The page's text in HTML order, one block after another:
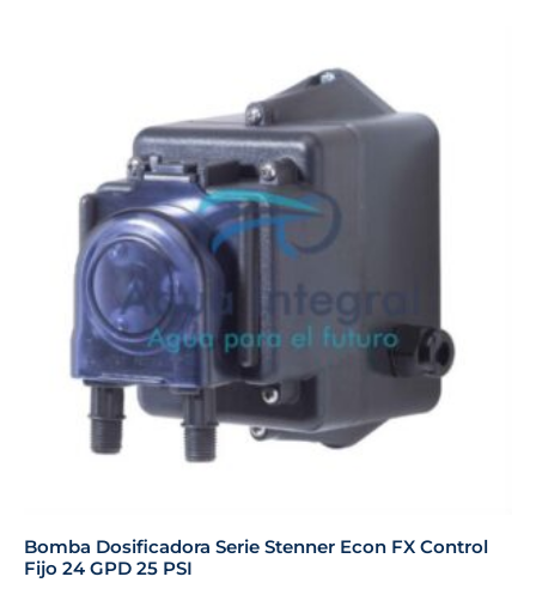
Bomba Dosificadora Serie Stenner Econ FX Control
Fijo 24 GPD 25 PSI